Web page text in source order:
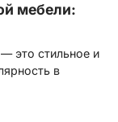
мебели:
это стильное и
в